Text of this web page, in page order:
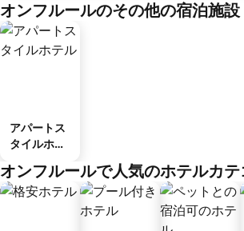
オンフルールのその他の宿泊施設
アパートス
タイルホテ
オンフルールで人気のホテルカテ